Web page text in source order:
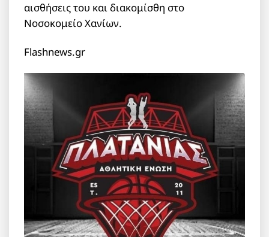
αισθήσεις του και διακομίσθη στο
Νοσοκομείο Χανίων.
Flashnews.gr